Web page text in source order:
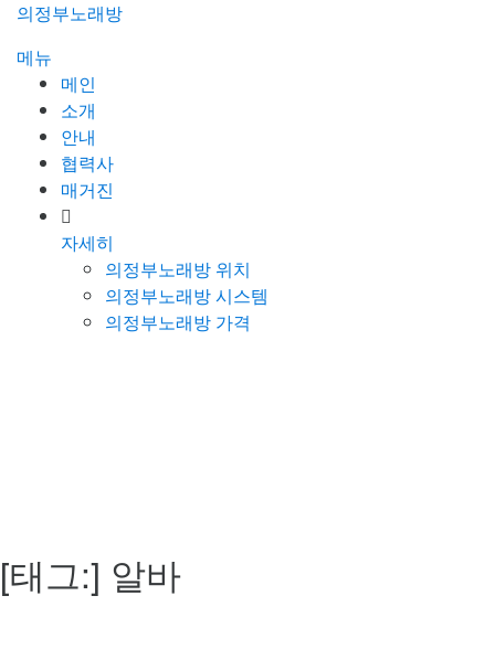
의정부노래방
메뉴
메인
소개
안내
협력사
매거진
자세히
의정부노래방 위치
의정부노래방 시스템
의정부노래방 가격
[태그:] 알바